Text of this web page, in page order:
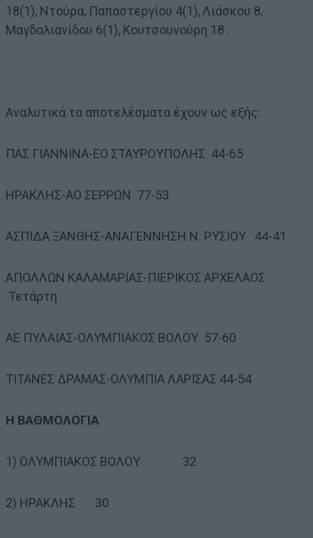
18(1), Ντούρα, Παπαστεργίου 4(1), Λιάσκου 8,
Μαγδαλιανίδου 6(1), Κουτσουνούρη 18 .
Αναλυτικά τα αποτελέσματα έχουν ως εξής:
ΠΑΣ ΓΙΑΝΝΙΝΑ-ΕΟ ΣΤΑΥΡΟΥΠΟΛΗΣ 44-65
ΗΡΑΚΛΗΣ-ΑΟ ΣΕΡΡΩΝ 77-53
ΑΣΠΙΔΑ ΞΑΝΘΗΣ-ΑΝΑΓΕΝΝΗΣΗ Ν. ΡΥΣΙΟΥ 44-41
ΑΠΟΛΛΩΝ ΚΑΛΑΜΑΡΙΑΣ-ΠΙΕΡΙΚΟΣ ΑΡΧΕΛΑΟΣ
Τετάρτη
ΑΕ ΠΥΛΑΙΑΣ-ΟΛΥΜΠΙΑΚΟΣ ΒΟΛΟΥ 57-60
ΤΙΤΑΝΕΣ ΔΡΑΜΑΣ-ΟΛΥΜΠΙΑ ΛΑΡΙΣΑΣ 44-54
Η ΒΑΘΜΟΛΟΓΙΑ
1) ΟΛΥΜΠΙΑΚΟΣ ΒΟΛΟΥ 32
2) ΗΡΑΚΛΗΣ 30